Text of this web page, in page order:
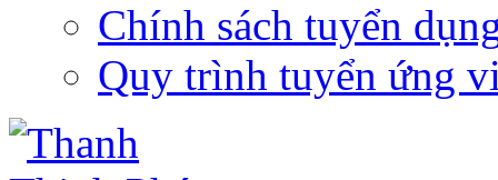
Chính sách tuyển
Quy trình tuyển ứng